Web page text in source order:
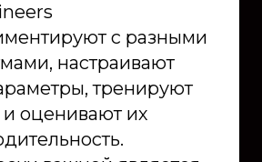
с разными
настраивают
тренируют
оценивают их